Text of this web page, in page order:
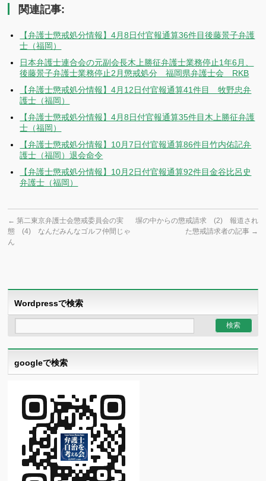
関連記事:
【弁護士懲戒処分情報】4月8日付官報通算36件目後藤景子弁護
士（福岡）
日本弁護士連合会の元副会長木上勝征弁護士業務停止1年6月、
後藤景子弁護士業務停止2月懲戒処分 福岡県弁護士会 RKB
【弁護士懲戒処分情報】4月12日付官報通算41件目 牧野忠弁
護士（福岡）
【弁護士懲戒処分情報】4月8日付官報通算35件目木上勝征弁護
士（福岡）
【弁護士懲戒処分情報】10月7日付官報通算86件目竹内佑記弁
護士（福岡）退会命令
【弁護士懲戒処分情報】10月2日付官報通算92件目金谷比呂史
弁護士（福岡）
← 第二東京弁護士会懲戒委員会の実
態 (4) なんだみんなゴルフ仲間じゃ
ん
塀の中からの懲戒請求 (2) 報道され
た懲戒請求者の記事 →
Wordpressで検索
googleで検索